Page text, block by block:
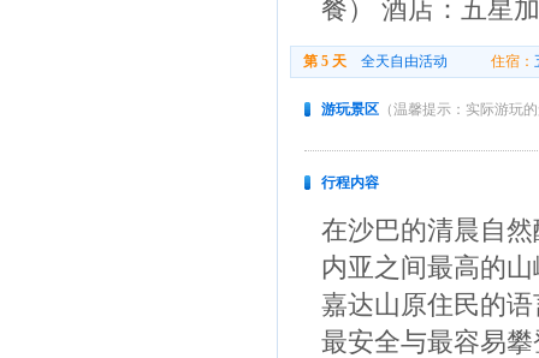
餐） 酒店：五星
第 5 天 全天自由活动 住宿：
游玩景区 （温馨提示：实际游玩
行程内容
在沙巴的清晨自
内亚之间最高的
嘉达山原住民的
最安全与最容易